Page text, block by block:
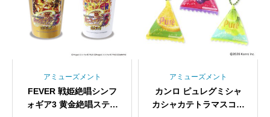
アミューズメント
FEVER 戦姫絶唱シンフ
ォギア3 黄金絶唱ステン
アミューズメント
カンロ ピュレグミシャ
カシャカテトラマスコッ